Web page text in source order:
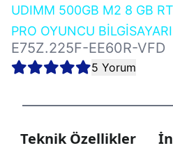
UDIMM 500GB M2 8 GB
PRO OYUNCU BİLGİSAYARI
E75Z.225F-EE60R-VFD
5 Yorum
Teknik Özellikler